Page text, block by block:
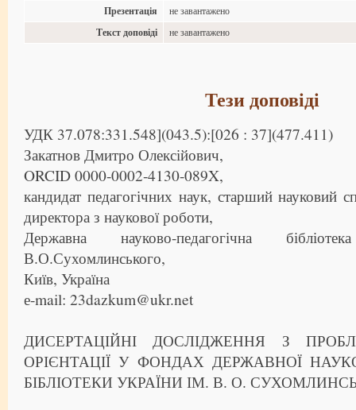
Презентація не завантажено
Текст доповіді не завантажено
Тези доповіді
УДК 37.078:331.548](043.5):[026 : 37](477.411)
Закатнов Дмитро Олексійович,
ORCID 0000-0002-4130-089X,
кандидат педагогічних наук, старший науковий
директора з наукової роботи,
Державна науково-педагогічна
В.О.Сухомлинського,
Київ, Україна
е-mail: 23dazkum@ukr.net
ДИСЕРТАЦІЙНІ ДОСЛІДЖЕННЯ З
ОРІЄНТАЦІЇ У ФОНДАХ ДЕРЖАВНОЇ
БІБЛІОТЕКИ УКРАЇНИ ІМ. В. О.